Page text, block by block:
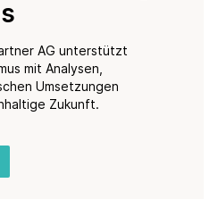
AG unterstützt
mit Analysen,
Umsetzungen
Zukunft.